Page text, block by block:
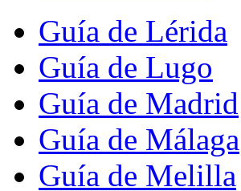
Guía de Lérida
Guía de Lugo
Guía de Madrid
Guía de Málaga
Guía de Melilla